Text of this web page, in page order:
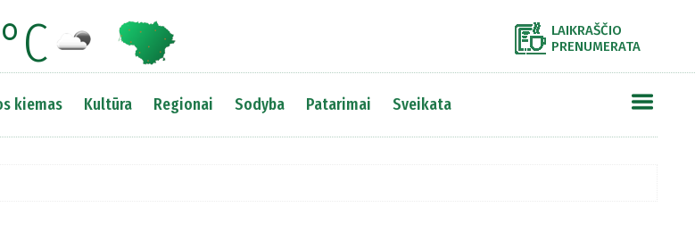
LAIKRAŠČIO
PRENUMERATA
kiemas Kultūra Regionai Sodyba Patarimai Sveikata